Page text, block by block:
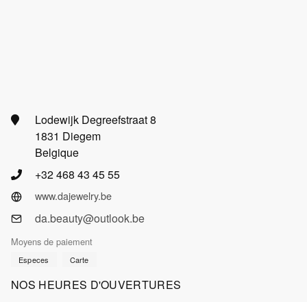
Lodewijk Degreefstraat 8
1831 Diegem
Belgique
+32 468 43 45 55
www.dajewelry.be
da.beauty@outlook.be
Moyens de paiement
Especes Carte
NOS HEURES D'OUVERTURES